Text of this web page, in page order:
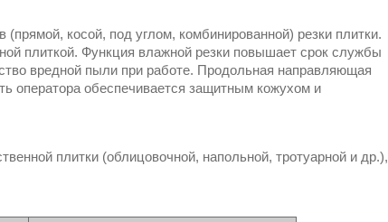
косой, под углом, комбинированной) резки плитки.
плиткой. Функция влажной резки повышает срок службы
вредной пыли при работе. Продольная направляющая
оператора обеспечивается защитным кожухом и
плитки (облицовочной, напольной, тротуарной и др.),